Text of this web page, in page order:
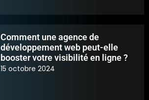
Comment une agence de
développement web peut-elle
booster votre visibilité en ligne ?
15 octobre 2024